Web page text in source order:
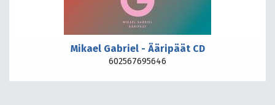
Mikael Gabriel - Ääripäät CD
602567695646